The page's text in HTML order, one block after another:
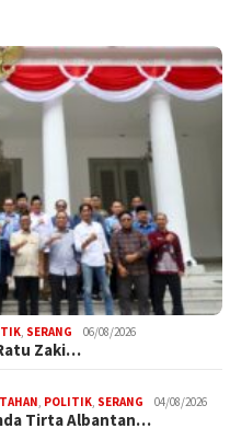
SERANG 06/08/2026
Zaki…
POLITIK SERANG 04/08/2026
Tirta Albantan…